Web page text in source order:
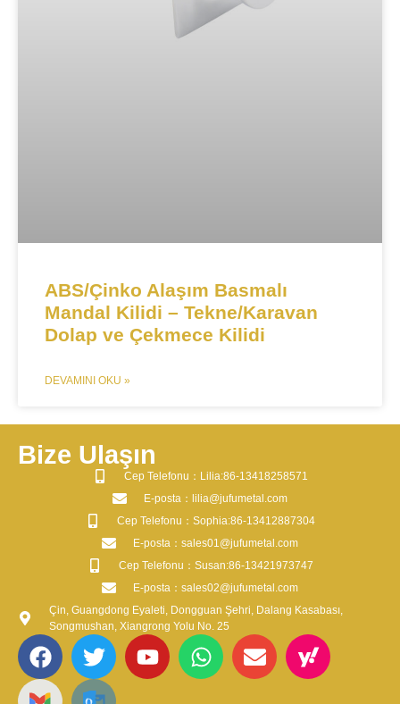
ABS/Çinko Alaşım Basmalı
Mandal Kilidi – Tekne/Karavan
Dolap ve Çekmece Kilidi
DEVAMINI OKU »
Bize Ulaşın
​Cep Telefonu：Lilia:86-13418258571
​E-posta​：lilia@jufumetal.com
​Cep Telefonu：Sophia:86-13412887304
​E-posta​：sales01@jufumetal.com
​Cep Telefonu：Susan:86-13421973747
​E-posta​：sales02@jufumetal.com
Çin, Guangdong Eyaleti, Dongguan Şehri, Dalang Kasabası,
Songmushan, Xiangrong Yolu No. 25